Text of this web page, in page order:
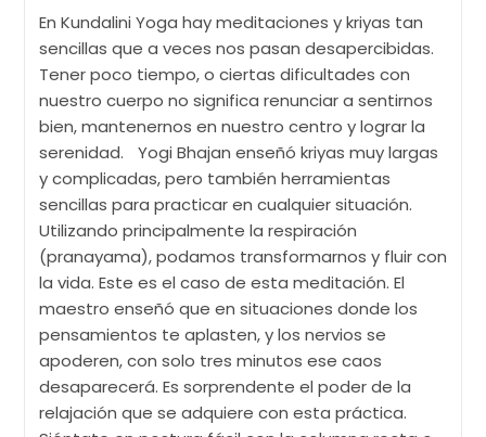
En Kundalini Yoga hay meditaciones y kriyas tan
sencillas que a veces nos pasan desapercibidas.
Tener poco tiempo, o ciertas dificultades con
nuestro cuerpo no significa renunciar a sentirnos
bien, mantenernos en nuestro centro y lograr la
serenidad. Yogi Bhajan enseñó kriyas muy largas
y complicadas, pero también herramientas
sencillas para practicar en cualquier situación.
Utilizando principalmente la respiración
(pranayama), podamos transformarnos y fluir con
la vida. Este es el caso de esta meditación. El
maestro enseñó que en situaciones donde los
pensamientos te aplasten, y los nervios se
apoderen, con solo tres minutos ese caos
desaparecerá. Es sorprendente el poder de la
relajación que se adquiere con esta práctica.